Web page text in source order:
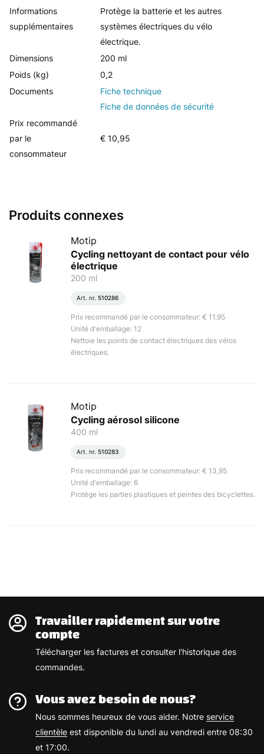
Informations
supplémentaires
Protège la batterie et les autres
systèmes électriques du vélo
électrique.
Dimensions
200 ml
Poids (kg)
0,2
Documents
Fiche technique
Fiche de données de sécurité
Prix recommandé
par le
consommateur
€ 10,95
Produits connexes
Motip
Cycling nettoyant de contact pour vélo
électrique
200 ml
Art. nr. 510286
Prix recommandé par le consommateur: € 11,95
Unité d'emballage: 12
Nettoie les points de contact électriques des vélos
électriques.
Motip
Cycling aérosol silicone
400 ml
Art. nr. 510283
Prix recommandé par le consommateur: € 13,95
Unité d'emballage: 6
Protège les parties plastiques et peintes des bicyclettes.
Travailler rapidement sur votre
compte
Télécharger les factures et consulter l'historique des
commandes.
Vous avez besoin de nous?
Nous sommes heureux de vous aider. Notre service
clientèle est disponible du lundi au vendredi entre 08:30
et 17:00.